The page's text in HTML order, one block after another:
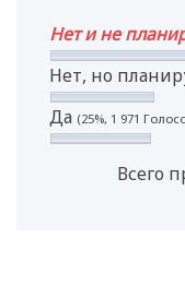
Нет и не
Нет, но
Да (25%, 1 971
Всего